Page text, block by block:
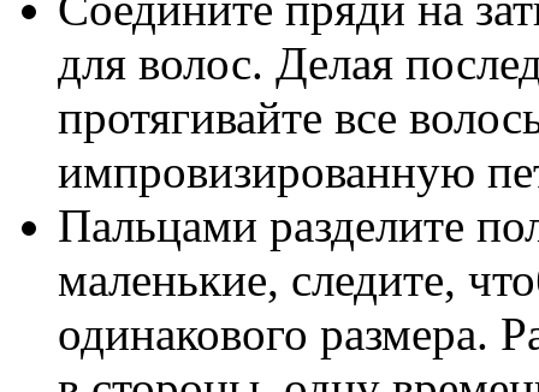
для волос. Делая
протягивайте все
импровизированную
Пальцами разделите
маленькие, следите,
одинакового размера.